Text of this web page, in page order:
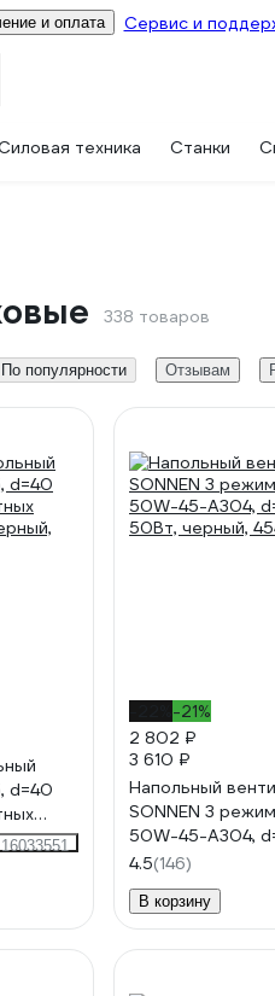
и оплата Сервис и
техника Станки
338 товаров
По популярности Отзывам
d=40
16033551
-21%
2 802 ₽
3 610 ₽
Напольный
SONNEN 3
50W-45-А304,
50Вт, черный,
4.5(146)
В корзину